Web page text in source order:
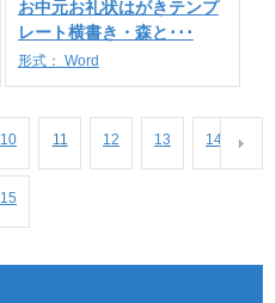
お中元お礼状はがきテンプ
レート横書き・森と･･･
形式： Word
10 11 12 13 14
15